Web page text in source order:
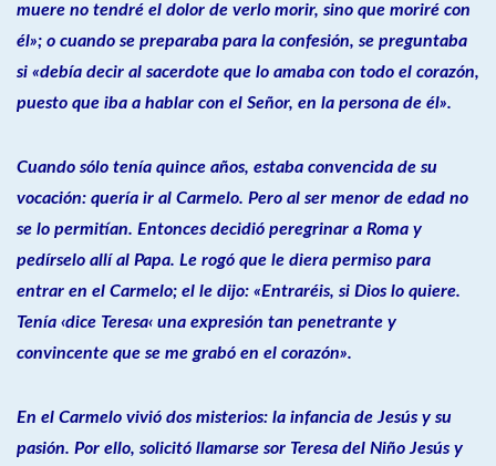
muere no tendré el dolor de verlo morir, sino que moriré con
él»; o cuando se preparaba para la confesión, se preguntaba
si «debía decir al sacerdote que lo amaba con todo el corazón,
puesto que iba a hablar con el Señor, en la persona de él».
Cuando sólo tenía quince años, estaba convencida de su
vocación: quería ir al Carmelo. Pero al ser menor de edad no
se lo permitían. Entonces decidió peregrinar a Roma y
pedírselo allí al Papa. Le rogó que le diera permiso para
entrar en el Carmelo; el le dijo: «Entraréis, si Dios lo quiere.
Tenía ‹dice Teresa‹ una expresión tan penetrante y
convincente que se me grabó en el corazón».
En el Carmelo vivió dos misterios: la infancia de Jesús y su
pasión. Por ello, solicitó llamarse sor Teresa del Niño Jesús y